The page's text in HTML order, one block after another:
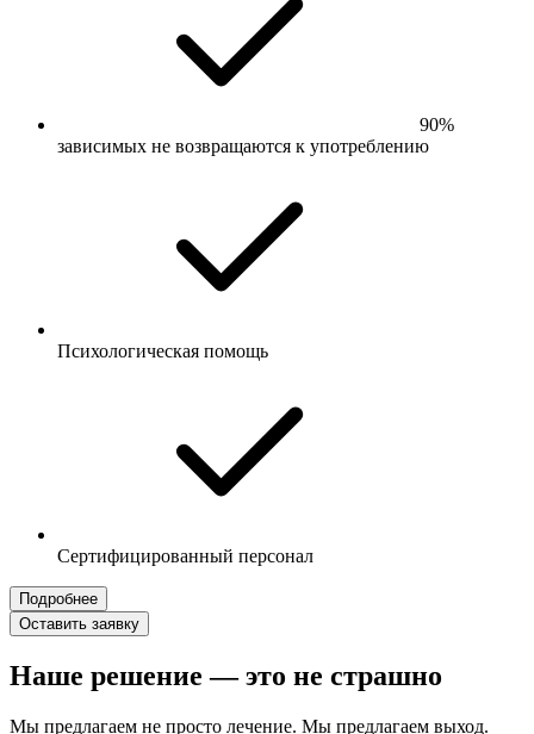
90%
зависимых не возвращаются к употреблению
Психологическая помощь
Сертифицированный персонал
Подробнее
Оставить заявку
Наше решение — это не страшно
Мы предлагаем не просто лечение. Мы предлагаем выход.